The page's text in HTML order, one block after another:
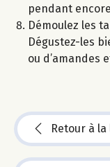
pendant
Démoulez les
Dégustez-les
ou d’amandes
Retour à la